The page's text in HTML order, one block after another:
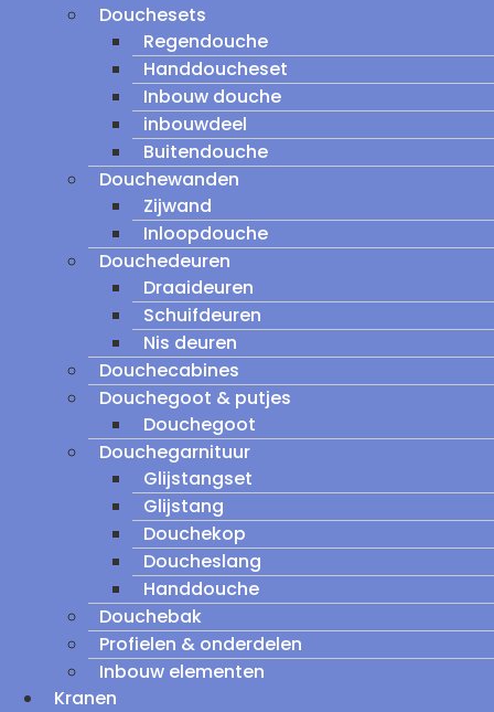
Douchesets
Regendouche
Handdoucheset
Inbouw douche
inbouwdeel
Buitendouche
Douchewanden
Zijwand
Inloopdouche
Douchedeuren
Draaideuren
Schuifdeuren
Nis deuren
Douchecabines
Douchegoot & putjes
Douchegoot
Douchegarnituur
Glijstangset
Glijstang
Douchekop
Doucheslang
Handdouche
Douchebak
Profielen & onderdelen
Inbouw elementen
Kranen